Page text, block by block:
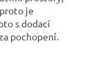
je
s dodací
pochopení.